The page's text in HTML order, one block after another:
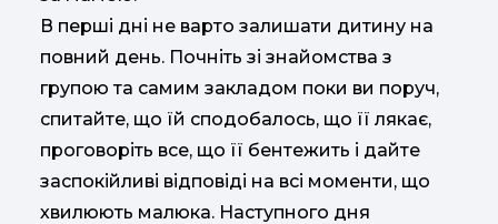
В перші дні не варто залишати дитину на
повний день. Почніть зі знайомства з
групою та самим закладом поки ви поруч,
спитайте, що їй сподобалось, що її лякає,
проговоріть все, що її бентежить і дайте
заспокійливі відповіді на всі моменти, що
хвилюють малюка. Наступного дня